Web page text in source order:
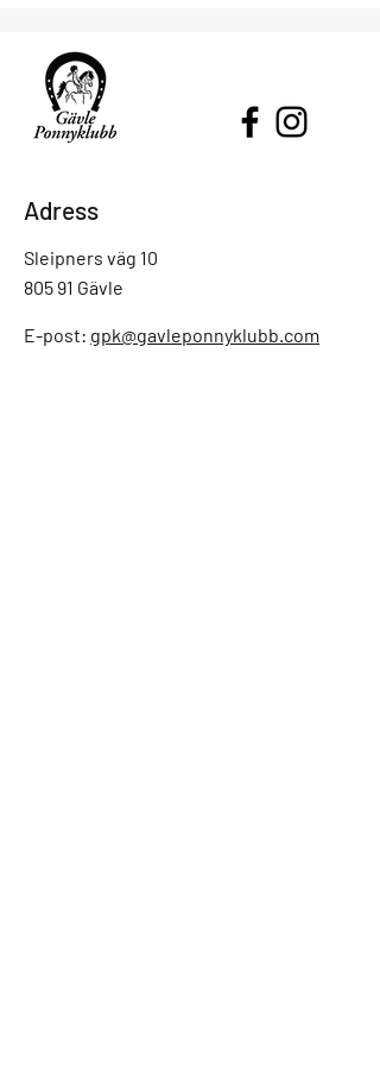
Adress
Sleipners väg 10
805 91 Gävle
E-post: gpk@gavleponnyklubb.com